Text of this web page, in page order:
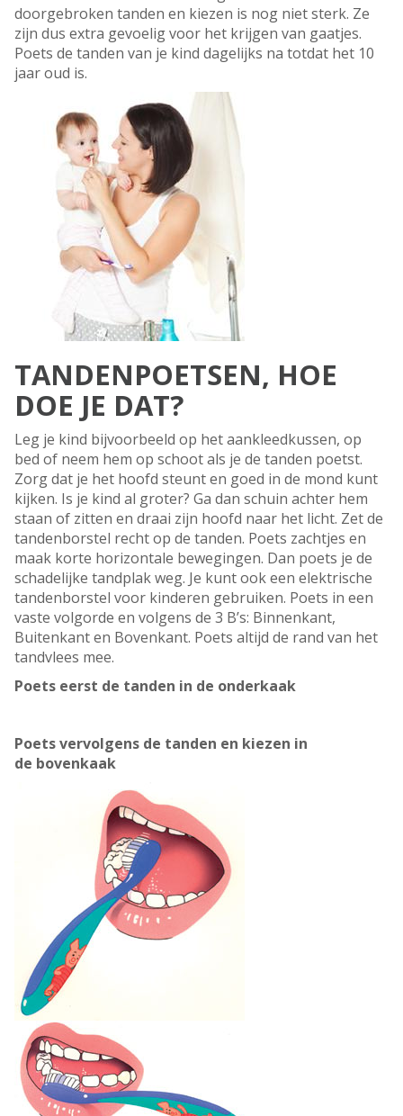
doorgebroken tanden en kiezen is nog niet sterk. Ze
zijn dus extra gevoelig voor het krijgen van gaatjes.
Poets de tanden van je kind dagelijks na totdat het 10
jaar oud is.
TANDENPOETSEN, HOE
DOE JE DAT?
Leg je kind bijvoorbeeld op het aankleedkussen, op
bed of neem hem op schoot als je de tanden poetst.
Zorg dat je het hoofd steunt en goed in de mond kunt
kijken. Is je kind al groter? Ga dan schuin achter hem
staan of zitten en draai zijn hoofd naar het licht. Zet de
tandenborstel recht op de tanden. Poets zachtjes en
maak korte horizontale bewegingen. Dan poets je de
schadelijke tandplak weg. Je kunt ook een elektrische
tandenborstel voor kinderen gebruiken. Poets in een
vaste volgorde en volgens de 3 B’s: Binnenkant,
Buitenkant en Bovenkant. Poets altijd de rand van het
tandvlees mee.
Poets eerst de tanden in de onderkaak
Poets vervolgens de tanden en kiezen in
de bovenkaak